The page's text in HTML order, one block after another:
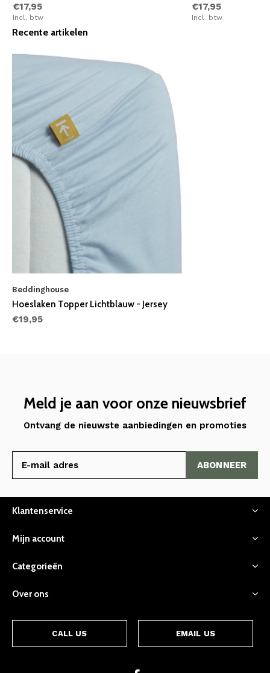
€17,95
Incl. btw
€17,95
Incl. btw
Recente artikelen
Beddinghouse
Hoeslaken Topper Lichtblauw - Jersey
€19,95
Meld je aan voor onze nieuwsbrief
Ontvang de nieuwste aanbiedingen en promoties
ABONNEER
Klantenservice
Mijn account
Categorieën
Over ons
CALL US EMAIL US